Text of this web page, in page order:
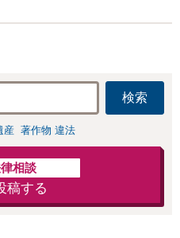
検索
産 著作物 違法
相談
稿する